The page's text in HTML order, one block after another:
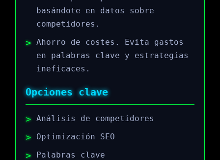
basándote en datos sobre
competidores.
Ahorro de costes. Evita gastos
en palabras clave y estrategias
ineficaces.
Opciones clave
Análisis de competidores
Optimización SEO
Palabras clave